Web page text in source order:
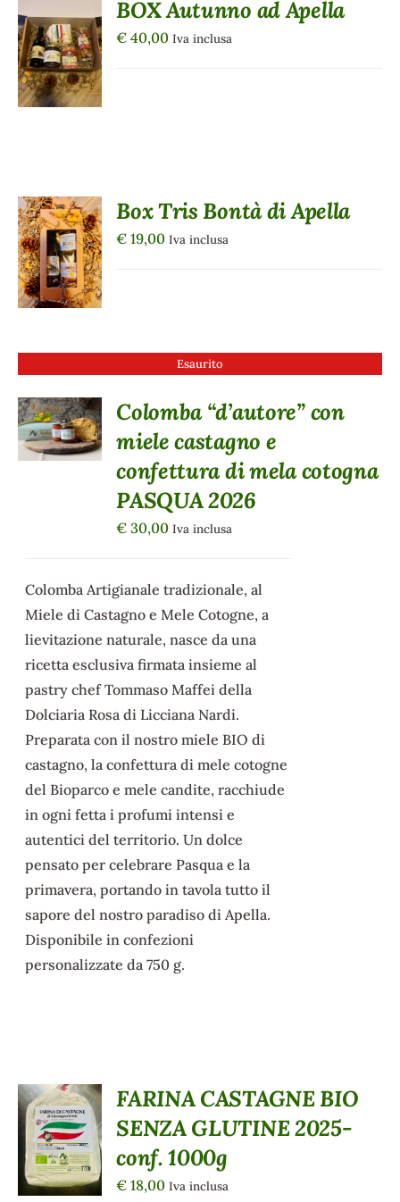
AGGIUNGI
AL
CARRELLO
/
DETTAGLI
BOX Autunno ad Apella
€ 40,00 Iva inclusa
AGGIUNGI
AL
CARRELLO
/
DETTAGLI
Box Tris Bontà di Apella
€ 19,00 Iva inclusa
Esaurito
DETTAGLI
Colomba “d’autore” con
miele castagno e
confettura di mela cotogna
PASQUA 2026
€ 30,00 Iva inclusa
Colomba Artigianale tradizionale, al
Miele di Castagno e Mele Cotogne, a
lievitazione naturale, nasce da una
ricetta esclusiva firmata insieme al
pastry chef Tommaso Maffei della
Dolciaria Rosa di Licciana Nardi.
Preparata con il nostro miele BIO di
castagno, la confettura di mele cotogne
del Bioparco e mele candite, racchiude
in ogni fetta i profumi intensi e
autentici del territorio. Un dolce
pensato per celebrare Pasqua e la
primavera, portando in tavola tutto il
sapore del nostro paradiso di Apella.
Disponibile in confezioni
personalizzate da 750 g.
AGGIUNGI
AL
CARRELLO
/
DETTAGLI
FARINA CASTAGNE BIO
SENZA GLUTINE 2025-
conf. 1000g
€ 18,00 Iva inclusa